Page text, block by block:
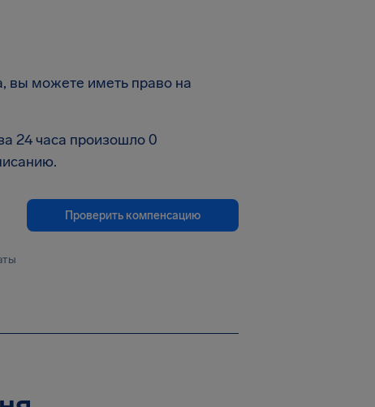
вы можете иметь право на
24 часа произошло 0
Проверить компенсацию